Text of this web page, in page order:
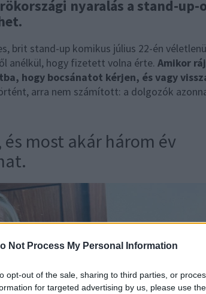
Not Process My Personal Information
opt-out of the sale, sharing to third parties, or
for targeted advertising by us, please use
nyaralás a stand-up-
brit stand-up komikus július 22-én
anélkül, hogy fizetett volna érte. Amikor
hogy bocsánatot kérjen, és vagy
arra nem számított: a dolgozók
most akár három év